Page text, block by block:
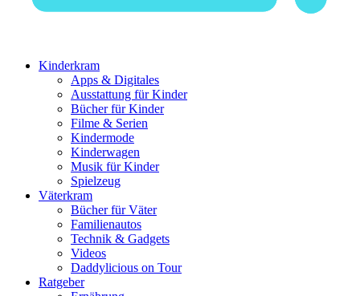
Kinderkram
Apps & Digitales
Ausstattung für Kinder
Bücher für Kinder
Filme & Serien
Kindermode
Kinderwagen
Musik für Kinder
Spielzeug
Väterkram
Bücher für Väter
Familienautos
Technik & Gadgets
Videos
Daddylicious on Tour
Ratgeber